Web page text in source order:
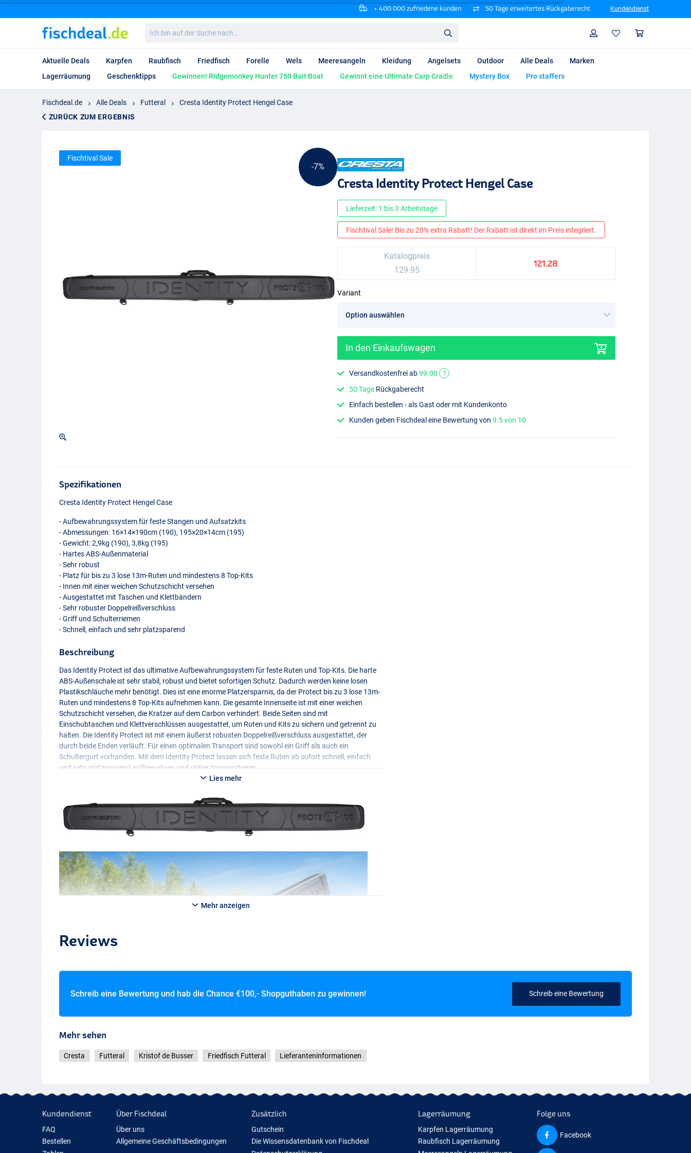
+ 400.000 zufriedene kunden 50 Tage erweitertes Rückgaberecht Kundendienst
bin
auf
Suche
nach…
Profil
Aktuelle Deals Karpfen Raubfisch Friedfisch Forelle Wels Meeresangeln Kleidung Angelsets Outdoor Alle Deals
Marken
Lagerräumung
Geschenktipps Gewinnen! Ridgemonkey Hunter 750 Bait Boat Gewinnt eine Ultimate Carp Cradle Mystery Box Pro staffers
Fischdeal.de Alle Deals Futteral
Cresta Identity Protect Hengel Case
ZURÜCK ZUM ERGEBNIS
-7%
Fischtival Sale
Cresta Identity Protect Hengel Case
Lieferzeit: 1 bis 3 Arbeitstage
Fischtival Sale! Bis zu 20% extra Rabatt! Der Rabatt ist direkt im Preis integriert.
Katalogpreis
129.95
121.28
Variant
In den Einkaufswagen
Versandkostenfrei ab99.00
?
50 Tage Rückgaberecht
Einfach bestellen - als Gast oder mit Kundenkonto
Kunden geben Fischdeal eine Bewertung von9.5 von 10
Spezifikationen
Cresta Identity Protect Hengel Case
- Aufbewahrungssystem für feste Stangen und Aufsatzkits
- Abmessungen: 16×14×190cm (190), 195×20×14cm (195)
- Gewicht: 2,9kg (190), 3,8kg (195)
- HartesABS-Außenmaterial
- Sehr robust
- Platz für bis zu 3 lose 13m-Ruten und mindestens 8 Top-Kits
- Innen mit einer weichen Schutzschicht versehen
- Ausgestattet mit Taschen und Klettbändern
- Sehr robuster Doppelreißverschluss
- Griff und Schulterriemen
- Schnell, einfach und sehr platzsparend
Beschreibung
Das Identity Protect ist das ultimative Aufbewahrungssystem für feste Ruten und Top-Kits. Die harte
ABS-Außenschale ist sehr stabil, robust und bietet sofortigen Schutz. Dadurch werden keine losen
Plastikschläuche mehr benötigt. Dies ist eine enorme Platzersparnis, da der Protect bis zu 3 lose 13m-
Ruten und mindestens 8 Top-Kits aufnehmen kann. Die gesamte Innenseite ist mit einer weichen
Schutzschicht versehen, die Kratzer auf dem Carbon verhindert. Beide Seiten sind mit
Einschubtaschen und Klettverschlüssen ausgestattet, um Ruten und Kits zu sichern und getrennt zu
halten. Die Identity Protect ist mit einem äußerst robusten Doppelreißverschluss ausgestattet, der
durch beide Enden verläuft. Für einen optimalen Transport sind sowohl ein Griff als auch ein
Schultergurt vorhanden. Mit dem Identity Protect lassen sich feste Ruten ab sofort schnell, einfach
und sehr platzsparend aufbewahren und sicher transportieren.
Lies mehr
Mehr anzeigen
Reviews
Schreib eine Bewertung und hab die Chance €100,- Shopguthaben zu gewinnen! Schreib eine Bewertung
Mehr sehen
Cresta Futteral Kristof de Busser Friedfisch Futteral Lieferanteninformationen
Kundendienst
FAQ
Bestellen
Über Fischdeal
Über uns
Allgemeine Geschäftsbedingungen
Zusätzlich
Gutschein
Die Wissensdatenbank von Fischdeal
Lagerräumung
Karpfen Lagerräumung
Raubfisch Lagerräumung
Folge uns
Facebook